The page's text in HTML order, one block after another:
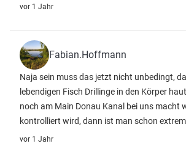
vor 1 Jahr
Fabian.Hoffmann
Naja sein muss das jetzt nicht unbedingt,
lebendigen Fisch Drillinge in den Körper
noch am Main Donau Kanal bei uns macht
kontrolliert wird, dann ist man schon
vor 1 Jahr